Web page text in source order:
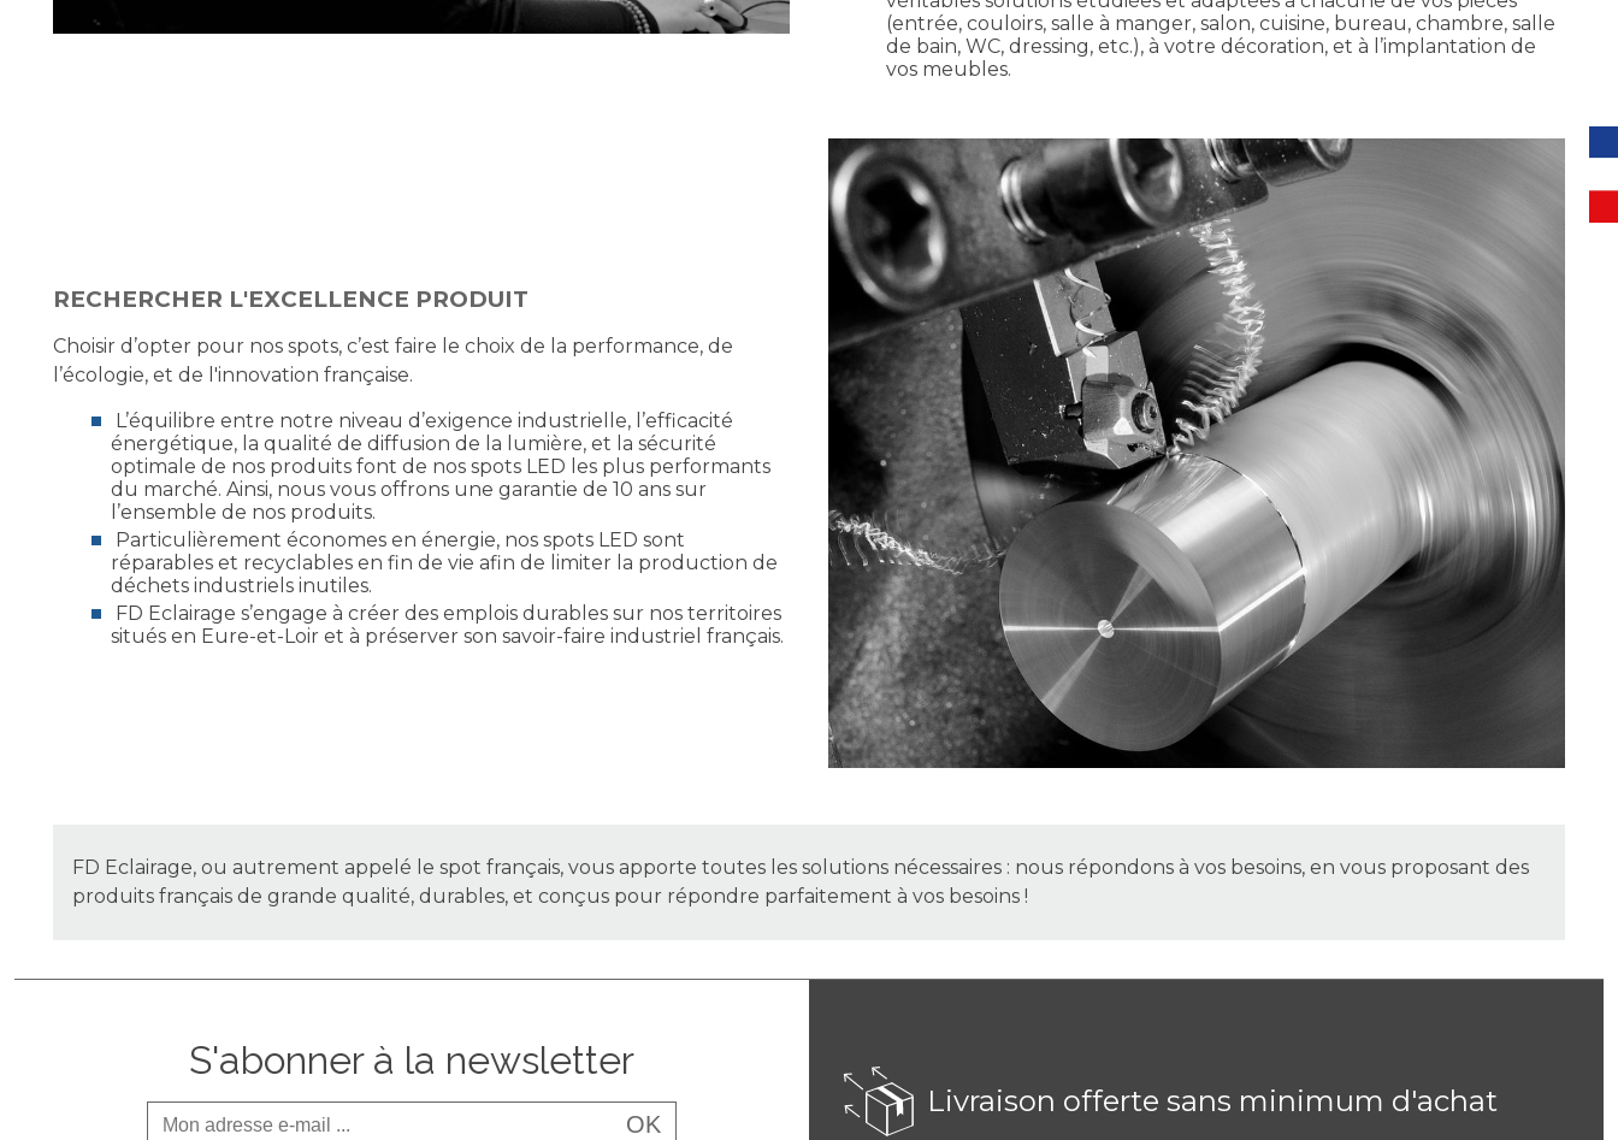
(entrée, couloirs, salle à manger, salon, cuisine, bureau, chambre, salle
de bain, WC, dressing, etc.), à votre décoration, et à l’implantation de
vos meubles.
RECHERCHER L'EXCELLENCE PRODUIT
Choisir d’opter pour nos spots, c’est faire le choix de la performance, de
l’écologie, et de l'innovation française.
L’équilibre entre notre niveau d’exigence industrielle, l’efficacité
énergétique, la qualité de diffusion de la lumière, et la sécurité
optimale de nos produits font de nos spots LED les plus performants
du marché. Ainsi, nous vous offrons une garantie de 10 ans sur
l’ensemble de nos produits.
Particulièrement économes en énergie, nos spots LED sont
réparables et recyclables en fin de vie afin de limiter la production de
déchets industriels inutiles.
FD Eclairage s’engage à créer des emplois durables sur nos territoires
situés en Eure-et-Loir et à préserver son savoir-faire industriel français.
FD Eclairage, ou autrement appelé le spot français, vous apporte toutes les solutions nécessaires : nous répondons à vos besoins, en vous proposant des
produits français de grande qualité, durables, et conçus pour répondre parfaitement à vos besoins !
S'abonner à la newsletter
OK
Livraison offerte sans minimum d'achat